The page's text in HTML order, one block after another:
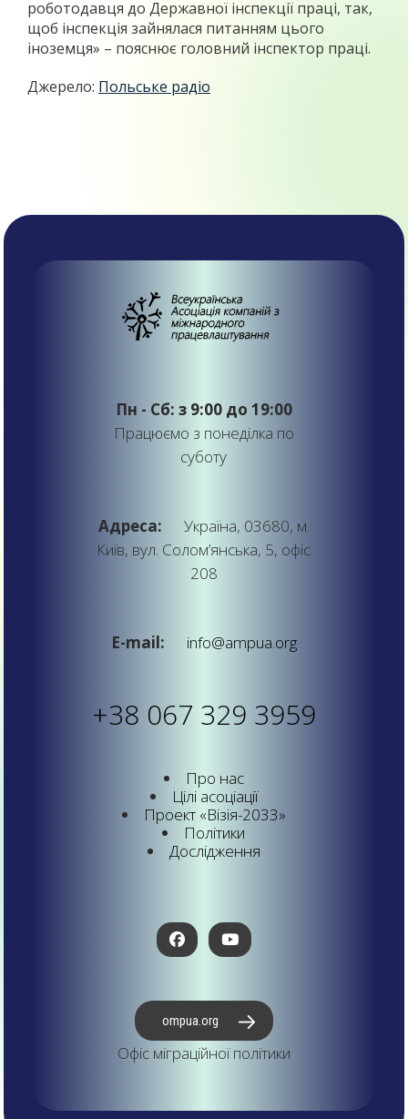
роботодавця до Державної інспекції праці, так,
щоб інспекція зайнялася питанням цього
іноземця» – пояснює головний інспектор праці.
Джерело: Польське радіо
Пн - Сб: з 9:00 до 19:00
Працюємо з понеділка по
суботу
Адреса:
Україна, 03680, м.
Київ, вул. Солом’янська, 5, офіс
208
E-mail: info@ampua.org
+38 067 329 3959
Про нас
Цілі асоціації
Проект «Візія-2033»
Політики
Дослідження
ompua.org
Офіс міграційної політики